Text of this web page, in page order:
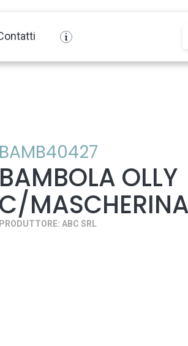
BAMB40427
BAMBOLA OLLY
C/MASCHERINA
PRODUTTORE: ABC SRL